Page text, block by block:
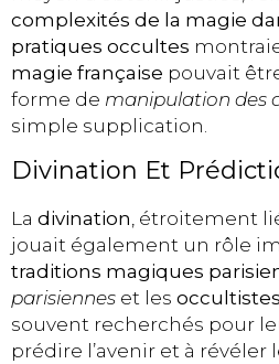
complexités de la magie
pratiques occultes
magie française pouvait
forme de manipulation des
simple supplication.
Divination Et
La divination , étroitement
jouait également un rôle
traditions magiques
parisiennes et les
souvent recherchés pour
prédire l’avenir et à révéler